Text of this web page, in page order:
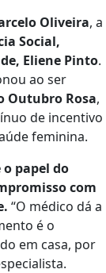
Oliveira, a
Social,
Eliene Pinto.
ao ser
Outubro Rosa,
de incentivo
feminina.
o papel do
com
“O médico dá a
é o
em casa, por